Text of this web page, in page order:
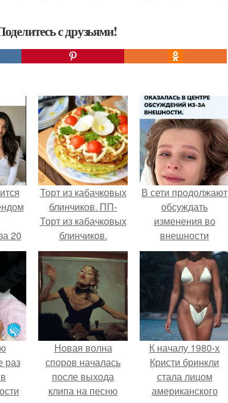
с друзьями!
20
Торт из кабачковых
блинчиков. ПП-
Торт из кабачковых
блинчиков.
В сети продолжают
обсуждать
изменения во
внешности
актрисы.
раз
Новая волна
споров началась
после выхода
клипа на песню
К началу 1980-х
Кристи бринкли
стала лицом
американского